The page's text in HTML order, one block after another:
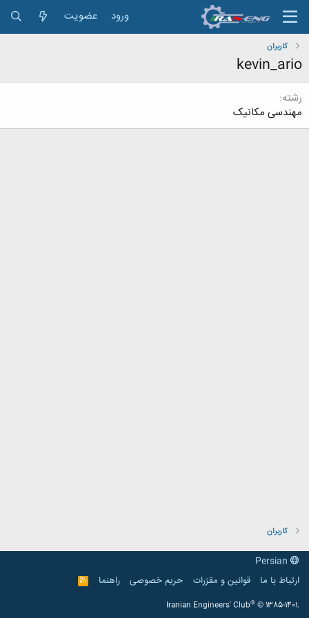
ورود عضویت
کاربران
kevin_ario
رشته
مهندسی مکانیک
کاربران
ارتباط با ما
قوانین و مقرّرات حریم خصوصی راهنما
R
S
Iranian Engineers' Club® © 1385-1401.